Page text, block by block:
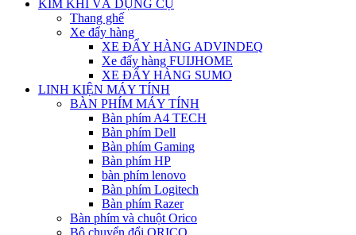
KIM KHÍ VÀ DỤNG CỤ
Thang ghế
Xe đẩy hàng
XE ĐẨY HÀNG ADVINDEQ
Xe đẩy hàng FUIJHOME
XE ĐẨY HÀNG SUMO
LINH KIỆN MÁY TÍNH
BÀN PHÍM MÁY TÍNH
Bàn phím A4 TECH
Bàn phím Dell
Bàn phím Gaming
Bàn phím HP
bàn phím lenovo
Bàn phím Logitech
Bàn phím Razer
Bàn phím và chuột Orico
Bộ chuyển đổi ORICO